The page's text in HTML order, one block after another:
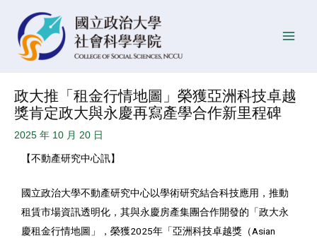
政大推「租金行情地圖」榮獲亞洲科技卓越
獎肯定政大與永慶再寫產學合作新里程碑
2025 年 10 月 20 日
【不動產研究中心訊】
國立政治大學不動產研究中心以學術研究結合科技應用，推動
租賃市場資訊透明化，其與永慶房產集團合作開發的「政大永
慶租金行情地圖」，榮獲2025年「亞洲科技卓越獎（Asian
navigation
佈
日